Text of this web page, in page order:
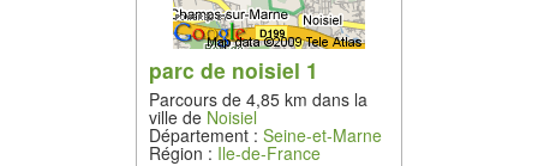
parc de noisiel 1
Parcours de 4,85 km dans la
ville de Noisiel
Département : Seine-et-Marne
Région : Ile-de-France